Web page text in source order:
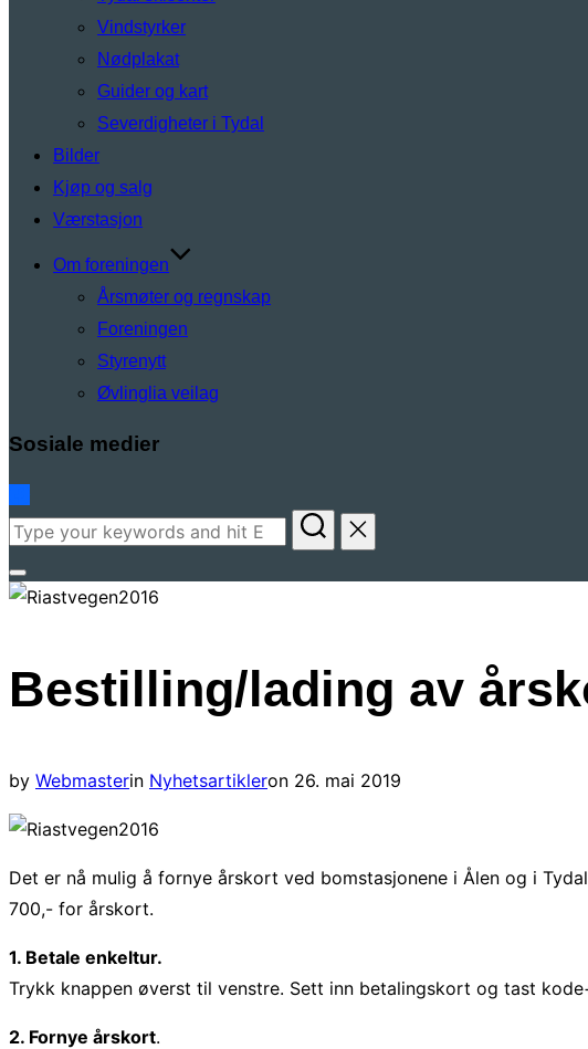
Vindstyrker
Nødplakat
Guider og kart
Severdigheter i Tydal
Bilder
Kjøp og salg
Værstasjon
Om foreningen
Årsmøter og regnskap
Foreningen
Styrenytt
Øvlinglia veilag
Sosiale medier
Search
Toggle
navigation
Bestilling/lading av
by Webmasterin Nyhetsartikleron Posted
26. mai 2019
Det er nå mulig å fornye årskort ved bomstasjonene i Ålen og i
700,- for årskort.
1. Betale enkeltur.
Trykk knappen øverst til venstre. Sett inn betalingskort og tast
2. Fornye årskort.